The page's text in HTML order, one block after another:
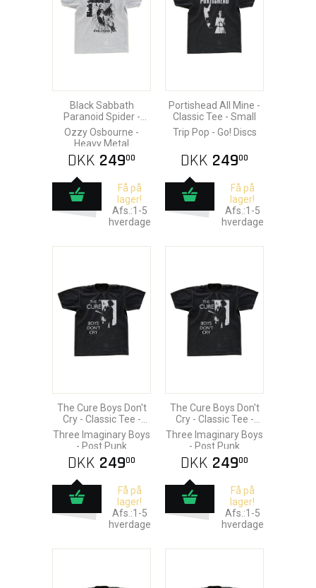
Black Sabbath
Paranoid Spider -
Classic Tee - XXL
Ozzy Osbourne -
Heavy Metal
DKK 24900
Få på
lager!
Afs.:1-5
hverdage
Portishead All Mine -
Classic Tee - Small
Trip Pop - Go! Discs
DKK 24900
Få på
lager!
Afs.:1-5
hverdage
The Cure Boys Don't
Cry - Classic Tee -
Large
Three Imaginary Boys
- Post Punk
DKK 24900
Få på
lager!
Afs.:1-5
hverdage
The Cure Boys Don't
Cry - Classic Tee -
Medium
Three Imaginary Boys
- Post Punk
DKK 24900
Få på
lager!
Afs.:1-5
hverdage